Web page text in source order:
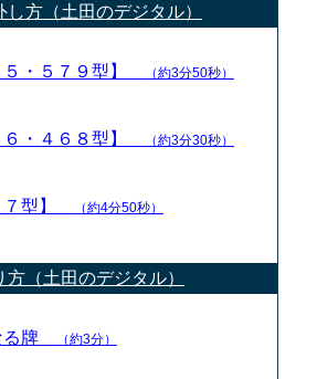
し方（土田のデジタル）
５・５７９型】 （約3分50秒）
６・４６８型】 （約3分30秒）
７型】 （約4分50秒）
（土田のデジタル）
る牌 （約3分）